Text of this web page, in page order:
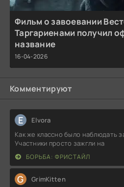
Фильм о завоевании
Таргариенами получил
название
16-04-2026
Комментируют
E Elvora
Как же классно было наблюдать
Участники просто зажгли на
БОРЬБА: ФРИСТАЙЛ
G GrimKitten